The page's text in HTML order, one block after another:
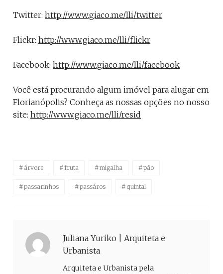
Twitter: http://www.giaco.me/lli/twitter
Flickr: http://www.giaco.me/lli/flickr
Facebook: http://www.giaco.me/lli/facebook
Você está procurando algum imóvel para alugar em
Florianópolis? Conheça as nossas opções no nosso
site: http://www.giaco.me/lli/resid
árvore fruta migalha pão
passarinhos passáros quintal
Juliana Yuriko | Arquiteta e
Urbanista
Arquiteta e Urbanista pela